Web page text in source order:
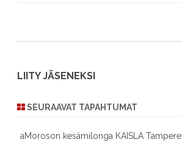
LIITY JÄSENEKSI
SEURAAVAT TAPAHTUMAT
aMoroson kesämilonga KAISLA Tampere